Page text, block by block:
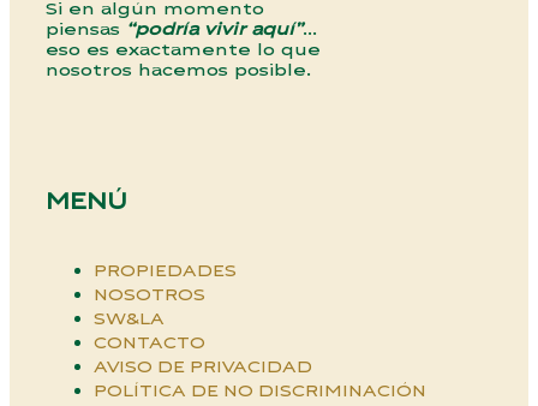
Si en algún momento
piensas “podría vivir aquí”…
eso es exactamente lo que
nosotros hacemos posible.
MENÚ
PROPIEDADES
NOSOTROS
SW&LA
CONTACTO
AVISO DE PRIVACIDAD
POLÍTICA DE NO DISCRIMINACIÓN